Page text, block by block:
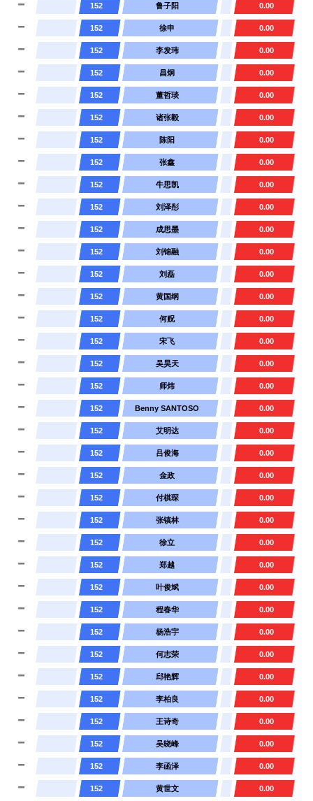
152 鲁子阳 0.00
152 徐申 0.00
152 李发玮 0.00
152 昌炯 0.00
152 董哲琰 0.00
152 诸张毅 0.00
152 陈阳 0.00
152 张鑫 0.00
152 牛思凯 0.00
152 刘泽彤 0.00
152 成思墨 0.00
152 刘锦融 0.00
152 刘磊 0.00
152 黄国纲 0.00
152 何贶 0.00
152 宋飞 0.00
152 吴昊天 0.00
152 师炜 0.00
152 Benny SANTOSO 0.00
152 艾明达 0.00
152 吕俊海 0.00
152 金政 0.00
152 付棋琛 0.00
152 张镇林 0.00
152 徐立 0.00
152 郑越 0.00
152 叶俊斌 0.00
152 程春华 0.00
152 杨浩宇 0.00
152 何志荣 0.00
152 邱艳辉 0.00
152 李柏良 0.00
152 王诗奇 0.00
152 吴晓峰 0.00
152 李函泽 0.00
152 黄世文 0.00